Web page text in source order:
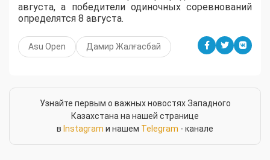
августа, а победители одиночных соревнований
определятся 8 августа.
Asu Open Дамир Жалғасбай
Узнайте первым о важных новостях Западного
Казахстана на нашей странице
в Instagram и нашем Telegram - канале